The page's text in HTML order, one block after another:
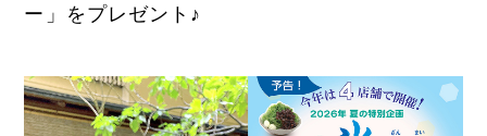
ー」をプレゼント♪